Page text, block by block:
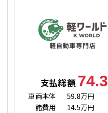
支払総額 74.3
車両本体
59.8万円
諸費用
14.5万円